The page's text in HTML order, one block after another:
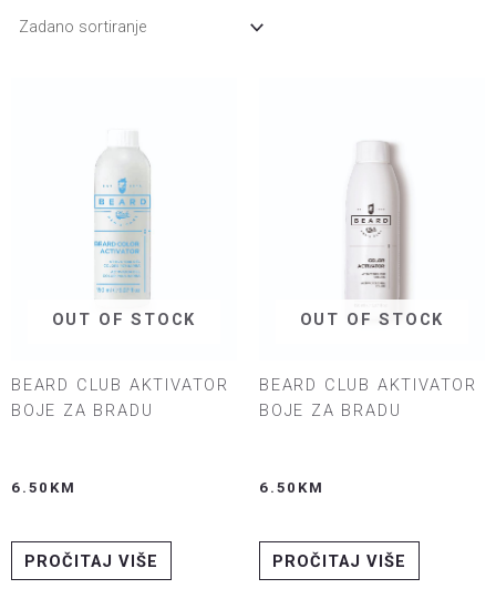
OUT OF STOCK
BEARD CLUB AKTIVATOR
BOJE ZA BRADU
6.50 KM
PROČITAJ VIŠE
OUT OF STOCK
BEARD CLUB AKTIVATOR
BOJE ZA BRADU
6.50 KM
PROČITAJ VIŠE